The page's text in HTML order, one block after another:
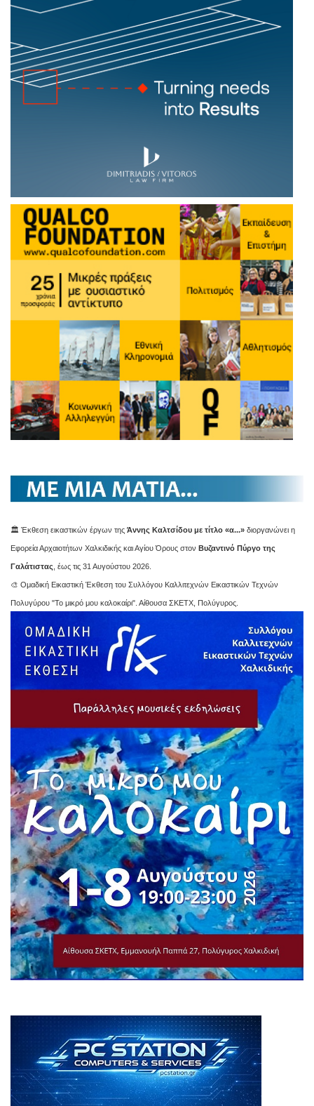
🏛️ Έκθεση εικαστικών έργων της Άννης Καλτσίδου με τίτλο «α...» διοργανώνει η
Εφορεία Αρχαιοτήτων Χαλκιδικής και Αγίου Όρους στον Βυζαντινό Πύργο της
Γαλάτιστας , έως τις 31 Αυγούστου 2026.
🎨 Ομαδική Εικαστική Έκθεση του Συλλόγου Καλλιτεχνών Εικαστικών Τεχνών
Πολυγύρου "Το μικρό μου καλοκαίρι". Αίθουσα ΣΚΕΤΧ, Πολύγυρος.